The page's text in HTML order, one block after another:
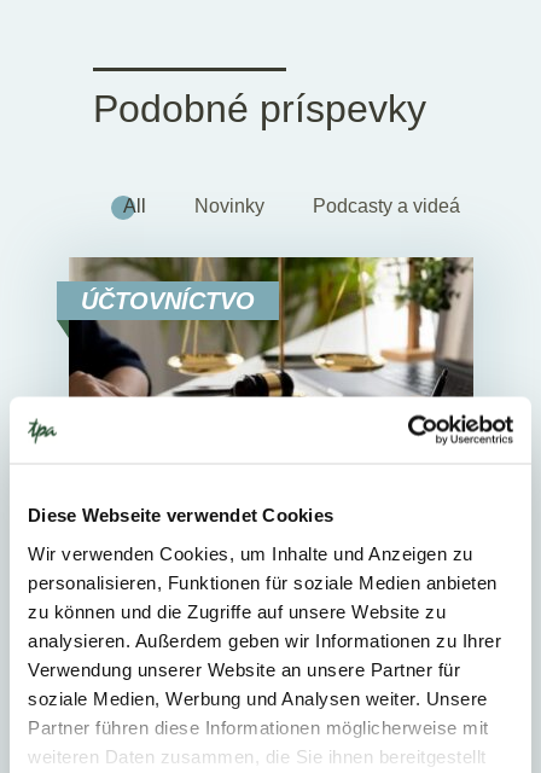
Diese Webseite verwendet Cookies
Wir verwenden Cookies, um Inhalte und Anzeigen zu
personalisieren, Funktionen für soziale Medien anbieten
zu können und die Zugriffe auf unsere Website zu
analysieren. Außerdem geben wir Informationen zu Ihrer
Verwendung unserer Website an unsere Partner für
soziale Medien, Werbung und Analysen weiter. Unsere
Partner führen diese Informationen möglicherweise mit
weiteren Daten zusammen, die Sie ihnen bereitgestellt
Podobné príspevky
All Novinky Podcasty a videá
ÚČTOVNÍCTVO
Novinky
2 Min. Reading Time
Novela zákona o účtovníctve
prináša dočasnú výnimku z
vykazovania informácií o
udržateľnosti